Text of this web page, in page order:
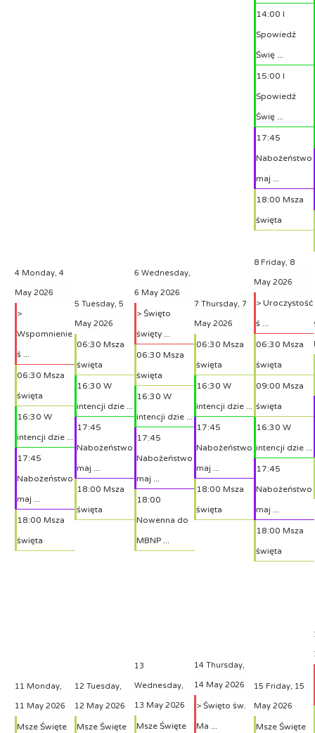
14:00 I
Spowiedź
Świę ...
15:00 I
Spowiedź
Świę ...
17:45
Nabożeństwo
maj ...
18:00 Msza
święta
4 Monday, 4
May 2026
>
Wspomnienie
ś ...
06:30 Msza
święta
16:30 W
intencji dzie ...
17:45
Nabożeństwo
maj ...
18:00 Msza
święta
5 Tuesday, 5
May 2026
06:30 Msza
święta
16:30 W
intencji dzie ...
17:45
Nabożeństwo
maj ...
18:00 Msza
święta
6 Wednesday,
6 May 2026
> Święto
święty ...
06:30 Msza
święta
16:30 W
intencji dzie ...
17:45
Nabożeństwo
maj ...
18:00
Nowenna do
MBNP ...
7 Thursday, 7
May 2026
06:30 Msza
święta
16:30 W
intencji dzie ...
17:45
Nabożeństwo
maj ...
18:00 Msza
święta
8 Friday, 8
May 2026
> Uroczystość
ś ...
06:30 Msza
święta
09:00 Msza
święta
16:30 W
intencji dzie ...
17:45
Nabożeństwo
maj ...
18:00 Msza
święta
11 Monday,
11 May 2026
Msze Święte
12 Tuesday,
12 May 2026
Msze Święte
13
Wednesday,
13 May 2026
Msze Święte
14 Thursday,
14 May 2026
> Święto św.
Ma ...
15 Friday, 15
May 2026
Msze Święte